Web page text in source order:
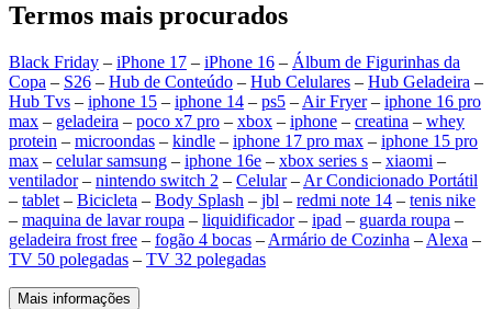
Termos mais procurados
Black Friday – iPhone 17 – iPhone 16 – Álbum de Figurinhas da
Copa – S26 – Hub de Conteúdo – Hub Celulares – Hub Geladeira –
Hub Tvs – iphone 15 – iphone 14 – ps5 – Air Fryer– iphone 16 pro
max – geladeira – poco x7 pro – xbox – iphone – creatina – whey
protein – microondas – kindle – iphone 17 pro max – iphone 15 pro
max – celular samsung – iphone 16e – xbox series s – xiaomi –
ventilador– nintendo switch 2 – Celular– Ar Condicionado Portátil
– tablet – Bicicleta – Body Splash – jbl – redmi note 14 – tenis nike
– maquina de lavar roupa – liquidificador– ipad – guarda roupa –
geladeira frost free – fogão 4 bocas – Armário de Cozinha – Alexa –
TV 50 polegadas – TV 32 polegadas
Mais informações